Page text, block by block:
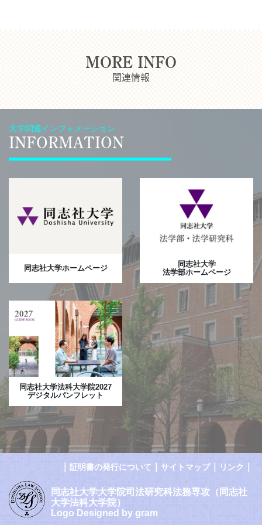
MORE INFO
関連情報
大学関連インフォメーション
INFORMATION
同志社大学ホームページ
同志社大学
法学部ホームページ
同志社大学法科大学院2027
デジタルパンフレット
証明書の発行について サイトマップ｜ リンク
同志社大学大学院司法研究科法務専攻（同志社
大学法科大学院）
Logo Designed by gram